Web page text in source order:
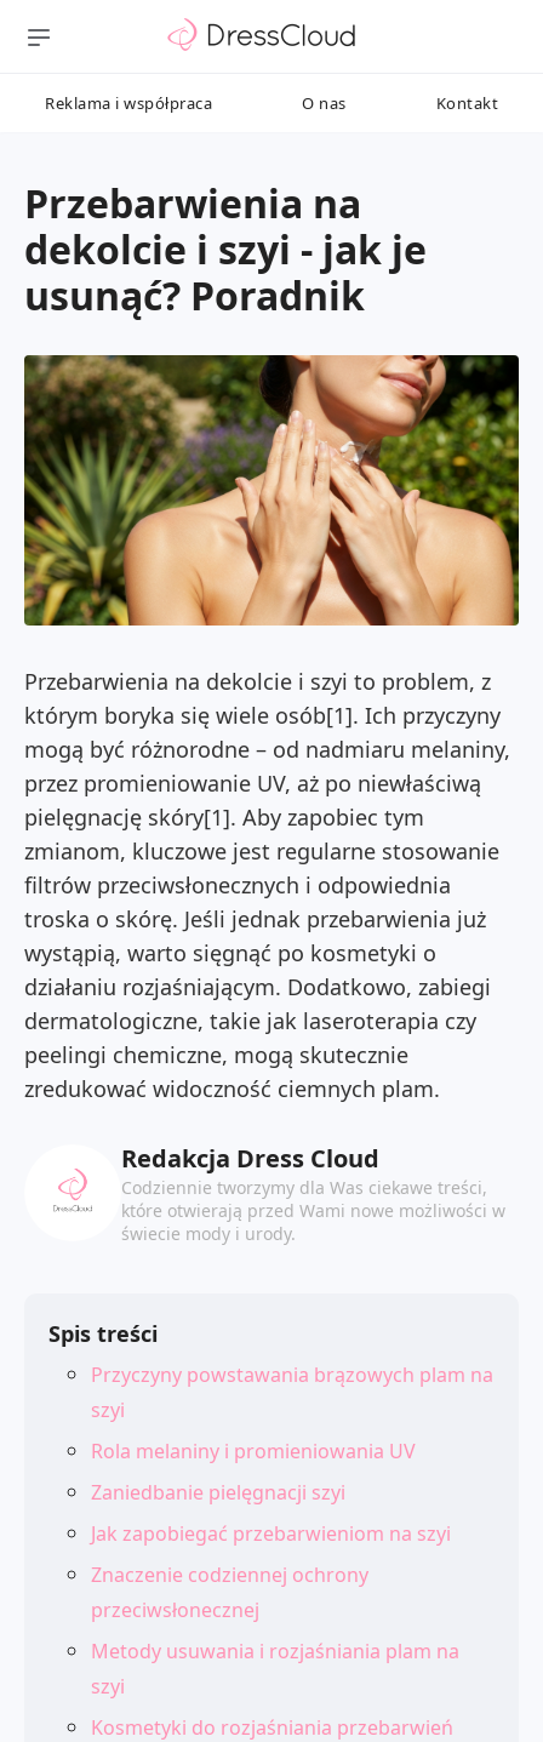
Reklama i współpraca O nas Kontakt
Przebarwienia na
dekolcie i szyi - jak je
usunąć? Poradnik
Przebarwienia na dekolcie i szyi to problem, z
którym boryka się wiele osób[1]. Ich przyczyny
mogą być różnorodne – od nadmiaru melaniny,
przez promieniowanie UV, aż po niewłaściwą
pielęgnację skóry[1]. Aby zapobiec tym
zmianom, kluczowe jest regularne stosowanie
filtrów przeciwsłonecznych i odpowiednia
troska o skórę. Jeśli jednak przebarwienia już
wystąpią, warto sięgnąć po kosmetyki o
działaniu rozjaśniającym. Dodatkowo, zabiegi
dermatologiczne, takie jak laseroterapia czy
peelingi chemiczne, mogą skutecznie
zredukować widoczność ciemnych plam.
Redakcja Dress Cloud
Codziennie tworzymy dla Was ciekawe treści,
które otwierają przed Wami nowe możliwości w
świecie mody i urody.
Spis treści
Przyczyny powstawania brązowych plam na
szyi
Rola melaniny i promieniowania UV
Zaniedbanie pielęgnacji szyi
Jak zapobiegać przebarwieniom na szyi
Znaczenie codziennej ochrony
przeciwsłonecznej
Metody usuwania i rozjaśniania plam na
szyi
Kosmetyki do rozjaśniania przebarwień